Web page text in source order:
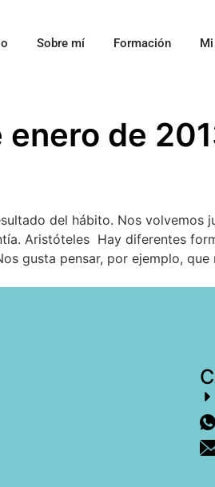
Sobre mí Formación
enero de
del hábito. Nos
Aristóteles Hay diferentes
gusta pensar, por ejemplo,